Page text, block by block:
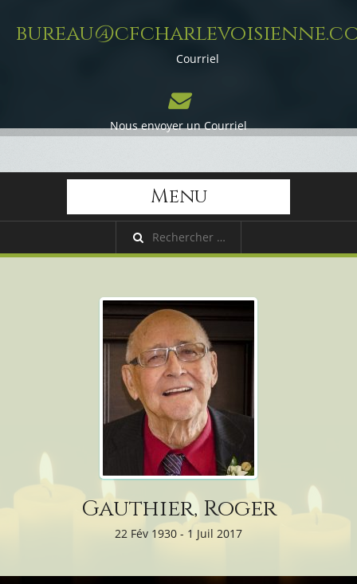
Courriel
Nous envoyer un Courriel
Menu
Gauthier, Roger
22 Fév 1930 - 1 Juil 2017